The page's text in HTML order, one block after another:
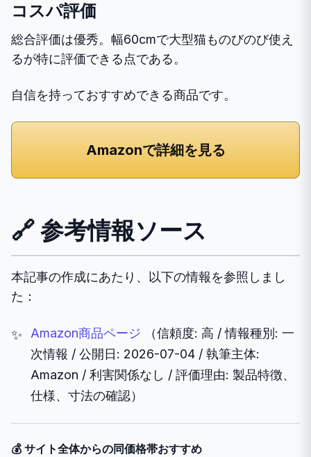
コスパ評価
総合評価は優秀。幅60cmで大型猫ものびのび使え
るが特に評価できる点である。
自信を持っておすすめできる商品です。
Amazonで詳細を見る
🔗 参考情報ソース
本記事の作成にあたり、以下の情報を参照しまし
た：
Amazon商品ページ （信頼度: 高 / 情報種別: 一
次情報 / 公開日: 2026-07-04 / 執筆主体:
Amazon / 利害関係なし / 評価理由: 製品特徴、
仕様、寸法の確認）
💰 サイト全体からの同価格帯おすすめ